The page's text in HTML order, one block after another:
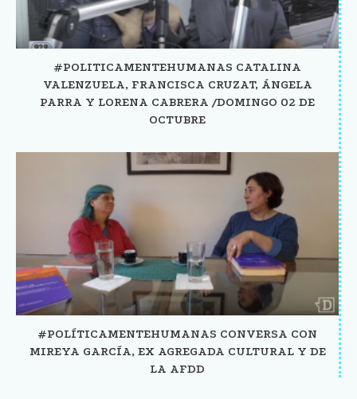
#POLITICAMENTEHUMANAS CATALINA
VALENZUELA, FRANCISCA CRUZAT, ÁNGELA
PARRA Y LORENA CABRERA /DOMINGO 02 DE
OCTUBRE
#POLÍTICAMENTEHUMANAS CONVERSA CON
MIREYA GARCÍA, EX AGREGADA CULTURAL Y DE
LA AFDD